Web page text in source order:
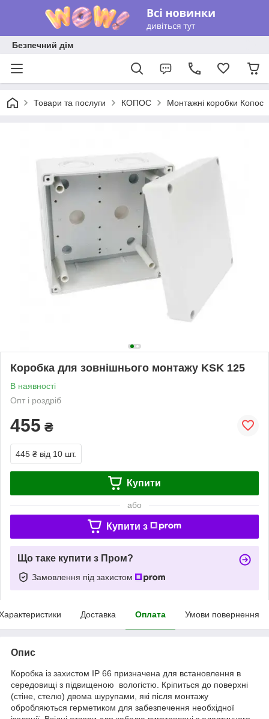
Безпечний дім
Товари та послуги КОПОС Монтажні коробки Копос
Коробка для зовнішнього монтажу KSK 125
В наявності
Опт і роздріб
455 ₴
445 ₴ від 10 шт.
Купити
або
Купити з
Що таке купити з Пром?
Замовлення під захистом
Доставка Оплата Умови повернення
Опис
Коробка із захистом IP 66 призначена для встановлення в
середовищі з підвищеною вологістю. Кріпиться до поверхні
(стіне, стелю) двома шурупами, які після монтажу
обробляються герметиком для забезпечення необхідної